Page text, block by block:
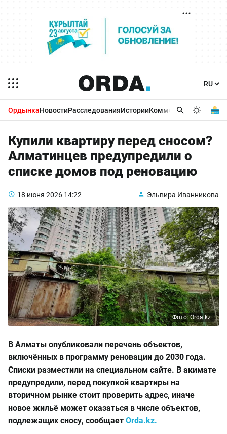
ОрдынкаНовостиРасследованияИсторииКомментарииБизнес
Купили квартиру перед сносом?
Алматинцев предупредили о
списке домов под реновацию
18 июня 2026 14:22 Эльвира Иванникова
Фото: Orda.kz
В Алматы опубликовали перечень объектов,
включённых в программу реновации до 2030 года.
Списки разместили на специальном сайте. В акимате
предупредили, перед покупкой квартиры на
вторичном рынке стоит проверить адрес, иначе
новое жильё может оказаться в числе объектов,
подлежащих сносу, сообщает Orda.kz.